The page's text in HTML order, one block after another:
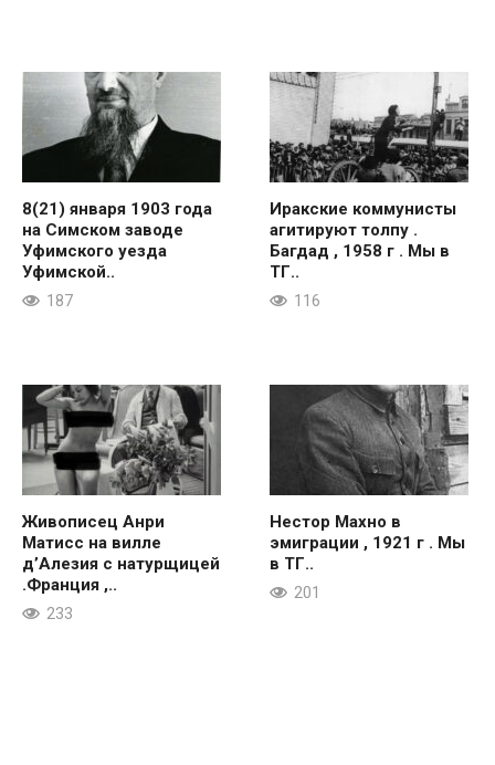
8(21) января 1903 года
на Симском заводе
Уфимского уезда
Уфимской..
187
Иракские коммунисты
агитируют толпу .
Багдад , 1958 г . Мы в
ТГ..
116
Живописец Анри
Матисс на вилле
д’Алезия с натурщицей
.Франция ,..
233
Нестор Махно в
эмиграции , 1921 г . Мы
в ТГ..
201